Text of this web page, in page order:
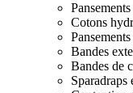
Cotons
Bandes
Bandes de
Sparadraps